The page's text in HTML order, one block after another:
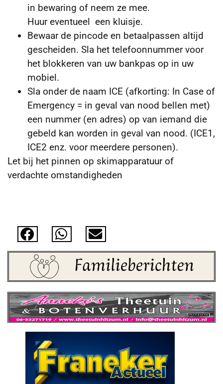
in bewaring of neem ze mee.
Huur eventueel een kluisje.
Bewaar de pincode en betaalpassen altijd
gescheiden. Sla het telefoonnummer voor
het blokkeren van uw bankpas op in uw
mobiel.
Sla onder de naam ICE (afkorting: In Case of
Emergency = in geval van nood bellen met)
een nummer (en adres) op van iemand die
gebeld kan worden in geval van nood. (ICE1,
ICE2 enz. voor meerdere personen).
Let bij het pinnen op skimapparatuur of
verdachte omstandigheden